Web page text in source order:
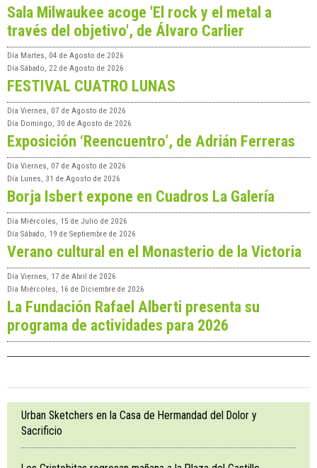
Sala Milwaukee acoge 'El rock y el metal a
través del objetivo', de Álvaro Carlier
Día Martes, 04 de Agosto de 2026
Día Sábado, 22 de Agosto de 2026
FESTIVAL CUATRO LUNAS
Día Viernes, 07 de Agosto de 2026
Día Domingo, 30 de Agosto de 2026
Exposición ‘Reencuentro’, de Adrián Ferreras
Día Viernes, 07 de Agosto de 2026
Día Lunes, 31 de Agosto de 2026
Borja Isbert expone en Cuadros La Galería
Día Miércoles, 15 de Julio de 2026
Día Sábado, 19 de Septiembre de 2026
Verano cultural en el Monasterio de la Victoria
Día Viernes, 17 de Abril de 2026
Día Miércoles, 16 de Diciembre de 2026
La Fundación Rafael Alberti presenta su
programa de actividades para 2026
Urban Sketchers en la Casa de Hermandad del Dolor y
Sacrificio